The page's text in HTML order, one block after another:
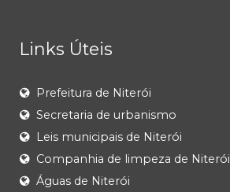
Links Úteis
Prefeitura de Niterói
Secretaria de urbanismo
Leis municipais de Niterói
Companhia de limpeza de Niterói
Águas de Niterói